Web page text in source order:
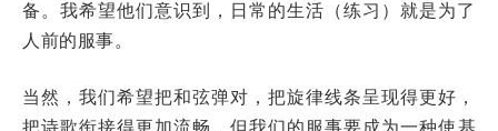
备。我希望他们意识到，日常的生活（练习）就是为了
人前的服事。
当然，我们希望把和弦弹对，把旋律线条呈现得更好，
把诗歌衔接得更加流畅。但我们的服事要成为一种使基